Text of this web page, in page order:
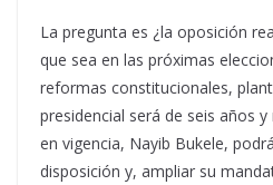
La pregunta es ¿la oposición
que sea en las próximas
reformas constitucionales,
presidencial será de seis años
en vigencia, Nayib Bukele,
disposición y, ampliar su